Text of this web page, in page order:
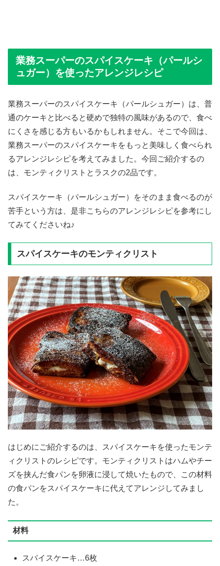
業務スーパーのスパイスケーキ（パールシ
ュガー）を使ったアレンジレシピ
業務スーパーのスパイスケーキ（パールシュガー）は、普
通のケーキと比べると硬めで独特の風味があるので、食べ
にくさを感じる方もいるかもしれません。そこで今回は、
業務スーパーのスパイスケーキをもっと美味しく食べられ
るアレンジレシピを考えてみました。今回ご紹介するの
は、モンティクリストとラスクの2品です。
スパイスケーキ（パールシュガー）をそのまま食べるのが
苦手という方は、是非こちらのアレンジレシピを参考にし
てみてくださいね♪
スパイスケーキのモンティクリスト
はじめにご紹介するのは、スパイスケーキを使ったモンテ
ィクリストのレシピです。モンティクリストはハムやチー
ズを挟んだ食パンを卵液に浸して焼いたもので、この材料
の食パンをスパイスケーキに代えてアレンジしてみまし
た。
材料
スパイスケーキ…6枚